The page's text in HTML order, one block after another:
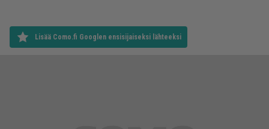
Lisää Como.fi Googlen ensisijaiseksi lähteeksi